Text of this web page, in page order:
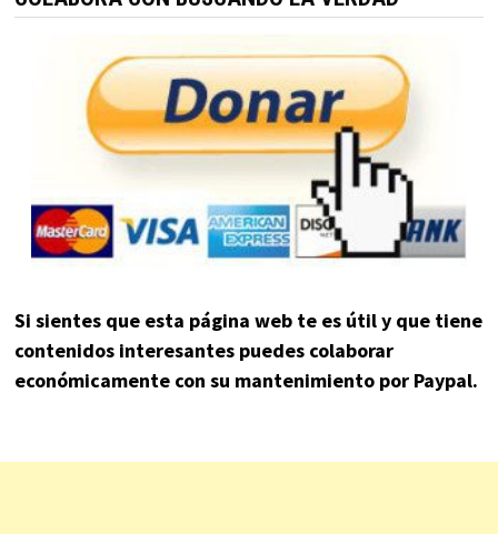
Si sientes que esta página web te es útil y que tiene
contenidos interesantes puedes colaborar
económicamente con su mantenimiento por Paypal.